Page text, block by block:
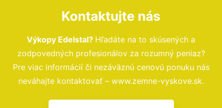
Kontaktujte nás
Výkopy Edelstal? Hľadáte na to skúsených a
zodpovedných profesionálov za rozumný peniaz?
Pre viac informácií či nezáväznú cenovú ponuku nás
neváhajte kontaktovať – www.zemne-vyskove.sk.